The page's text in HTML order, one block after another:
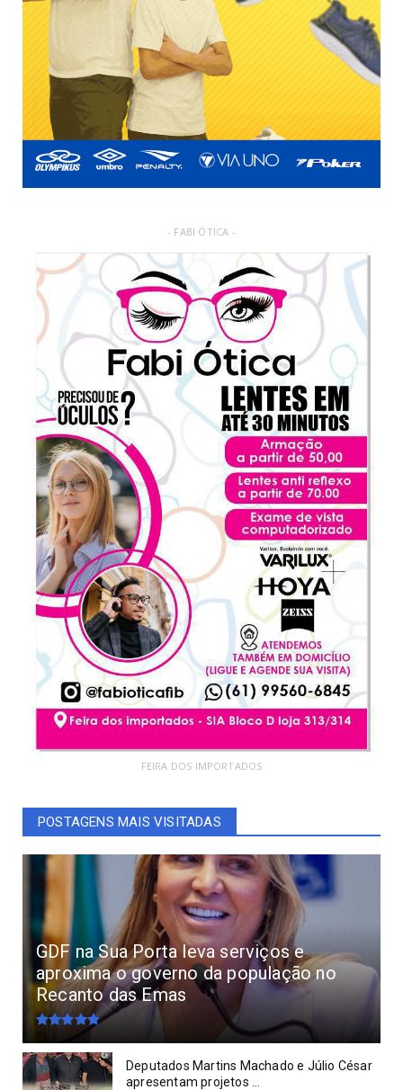
- FABI ÓTICA -
FEIRA DOS IMPORTADOS
POSTAGENS MAIS VISITADAS
GDF na Sua Porta leva serviços e
aproxima o governo da população no
Recanto das Emas
Deputados Martins Machado e Júlio César
apresentam projetos ...